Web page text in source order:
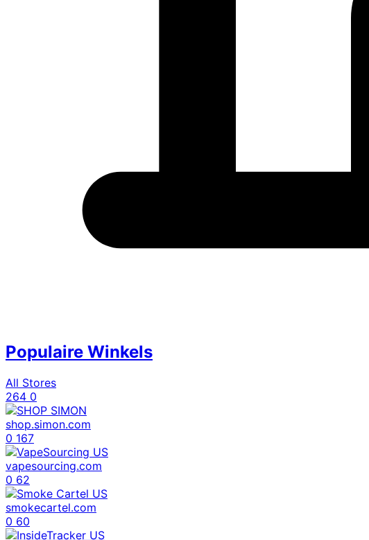
Populaire Winkels
All Stores
264 0
shop.simon.com
0 167
vapesourcing.com
0 62
smokecartel.com
0 60